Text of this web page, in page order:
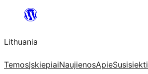
turinio
Lithuania
TemosĮskiepiaiNaujienosApieSusisiekti